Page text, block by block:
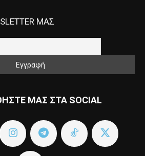
ΜΑΣ
ΜΑΣ ΣΤΑ SOCIAL